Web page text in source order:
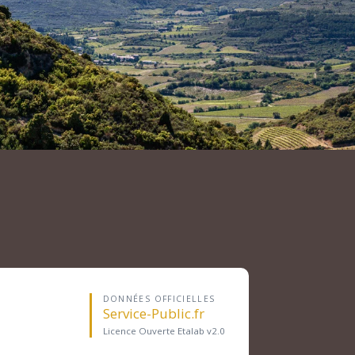
DONNÉES OFFICIELLES
Service-Public.fr
Licence Ouverte Etalab v2.0